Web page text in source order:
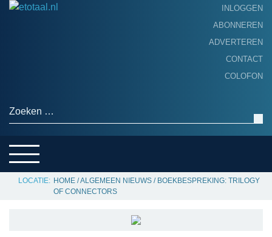
INLOGGEN
ABONNEREN
ADVERTEREN
CONTACT
COLOFON
Zoeken naar:
SERVICE
HOME /ALGEMEEN NIEUWS / BOEKBESPREKING: TRILOGY
OF CONNECTORS